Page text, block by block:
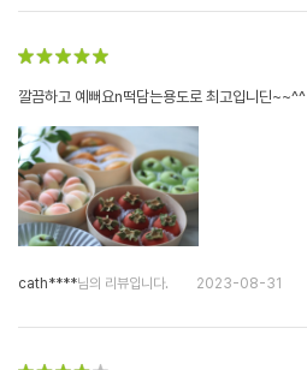
깔끔하고 예뻐요n떡담는용도로 최고입니딘~~^^
cath****님의 리뷰입니다. 2023-08-31